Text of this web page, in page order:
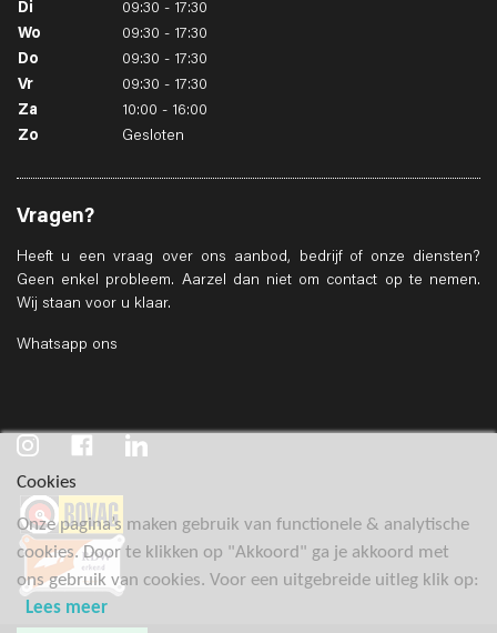
Di
09:30 - 17:30
Wo
09:30 - 17:30
Do
09:30 - 17:30
Vr
09:30 - 17:30
Za
10:00 - 16:00
Zo
Gesloten
Vragen?
Heeft u een vraag over ons aanbod, bedrijf of onze diensten?
Geen enkel probleem. Aarzel dan niet om contact op te nemen.
Wij staan voor u klaar.
Whatsapp ons
Cookies
Onze pagina’s maken gebruik van functionele & analytische
cookies. Door te klikken op "Akkoord" ga je akkoord met
ons gebruik van cookies. Voor een uitgebreide uitleg klik op:
Lees meer